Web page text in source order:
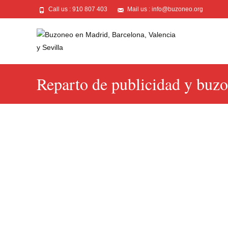
Call us : 910 807 403 Mail us : info@buzoneo.org
Reparto de publicidad y